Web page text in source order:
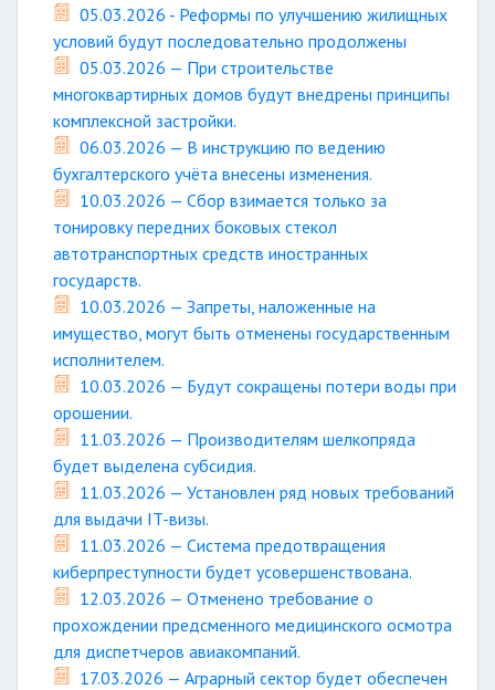
05.03.2026 - Реформы по улучшению жилищных
условий будут последовательно продолжены
05.03.2026 — При строительстве
многоквартирных домов будут внедрены принципы
комплексной застройки.
06.03.2026 — В инструкцию по ведению
бухгалтерского учёта внесены изменения.
10.03.2026 — Сбор взимается только за
тонировку передних боковых стекол
автотранспортных средств иностранных
государств.
10.03.2026 — Запреты, наложенные на
имущество, могут быть отменены государственным
исполнителем.
10.03.2026 — Будут сокращены потери воды при
орошении.
11.03.2026 — Производителям шелкопряда
будет выделена субсидия.
11.03.2026 — Установлен ряд новых требований
для выдачи IT-визы.
11.03.2026 — Система предотвращения
киберпреступности будет усовершенствована.
12.03.2026 — Отменено требование о
прохождении предсменного медицинского осмотра
для диспетчеров авиакомпаний.
17.03.2026 — Аграрный сектор будет обеспечен